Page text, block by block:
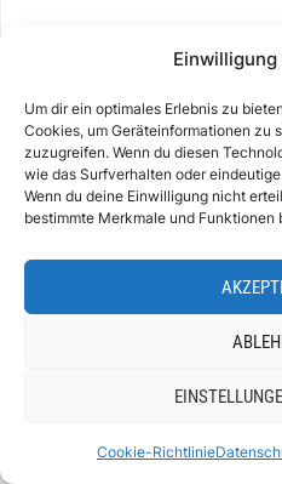
Um dir ein optimales Erlebnis zu
Cookies, um Geräteinformationen zu
zuzugreifen. Wenn du diesen
wie das Surfverhalten oder
Wenn du deine Einwilligung nicht
bestimmte Merkmale und
Cookie-Richtlinie
Reisebericht
Kalifornien